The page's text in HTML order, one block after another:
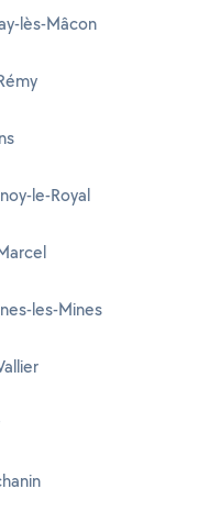
lès-Mâcon
le-Royal
les-Mines